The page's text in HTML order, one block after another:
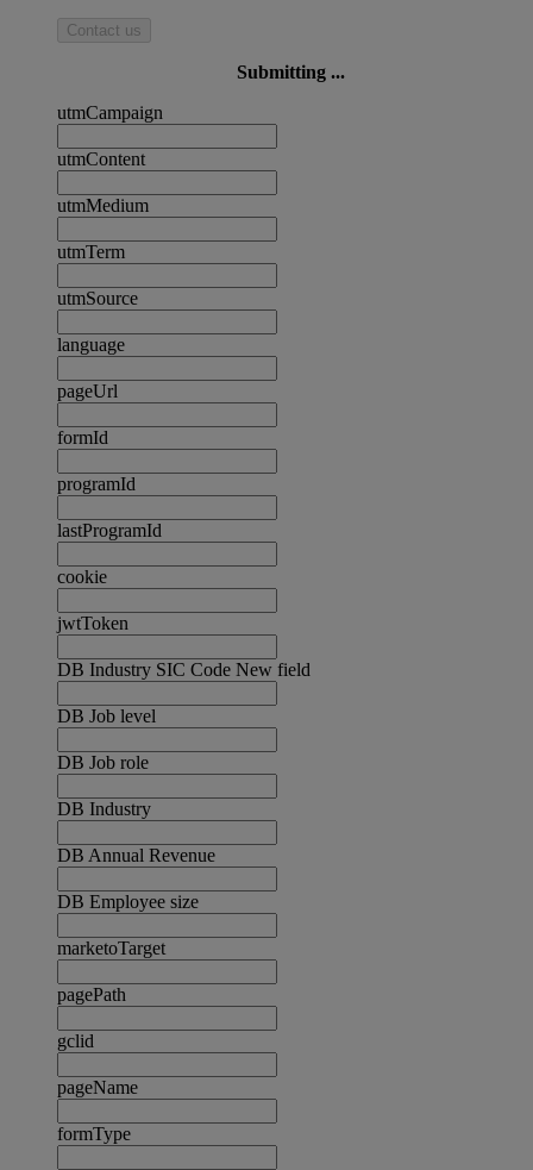
Contact us
Submitting ...
utmCampaign
utmContent
utmMedium
utmTerm
utmSource
language
pageUrl
formId
programId
lastProgramId
cookie
jwtToken
DB Industry SIC Code New field
DB Job level
DB Job role
DB Industry
DB Annual Revenue
DB Employee size
marketoTarget
pagePath
gclid
pageName
formType